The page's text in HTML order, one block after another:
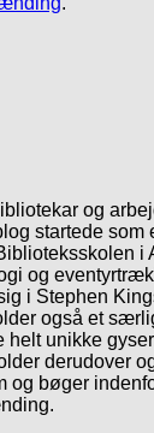
og
startede som
i
og
i Stephen
også et
helt unikke
derudover
og bøger